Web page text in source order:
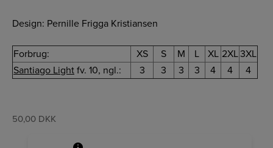
Design: Pernille Frigga Kristiansen
Forbrug: XS S M L XL 2XL3XL
Santiago Lightfv. 10, ngl.: 3 3 3 3 4 4 4
50,00 DKK